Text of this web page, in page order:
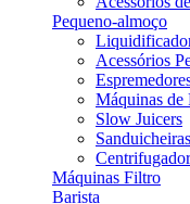
Pequeno-almoço
Acessórios
Máquinas de
Slow Juicers
Sanduicheiras
Máquinas Filtro
Barista